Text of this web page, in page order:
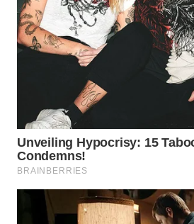
KALSEL
WN
SULSEL
WN
GORONTALO
WN
SULUT